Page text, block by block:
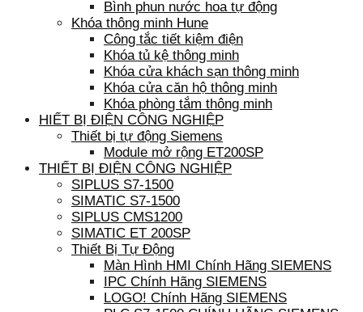
Bình phun nước hoa tự động
Khóa thông minh Hune
Công tắc tiết kiệm điện
Khóa tủ kệ thông minh
Khóa cửa khách sạn thông minh
Khóa cửa căn hộ thông minh
Khóa phòng tắm thông minh
HIẾT BỊ ĐIỆN CÔNG NGHIỆP
Thiết bị tự động Siemens
Module mở rộng ET200SP
THIẾT BỊ ĐIỆN CÔNG NGHIỆP
SIPLUS S7-1500
SIMATIC S7-1500
SIPLUS CMS1200
SIMATIC ET 200SP
Thiết Bị Tự Động
Màn Hình HMI Chính Hãng SIEMENS
IPC Chính Hãng SIEMENS
LOGO! Chính Hãng SIEMENS